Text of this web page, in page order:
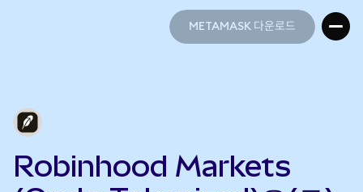
METAMASK 다운로드
Robinhood Markets